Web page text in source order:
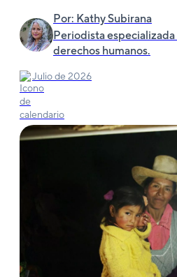
Por: Kathy Subirana
Periodista
derechos humanos.
Julio de 2026